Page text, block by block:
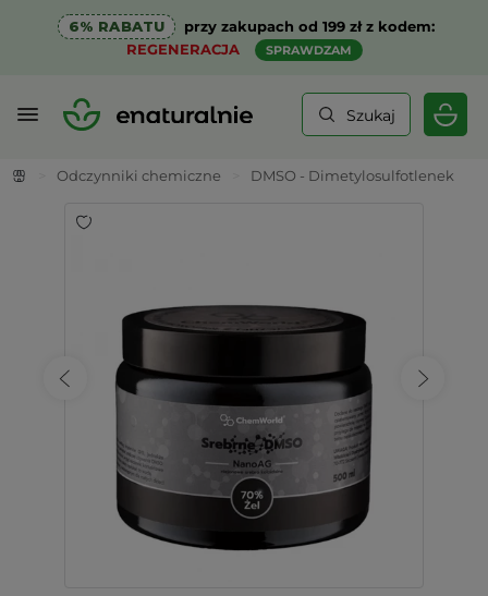
6% RABATU
przy zakupach od 199 zł z kodem:
REGENERACJA
SPRAWDZAM
Szukaj
Odczynniki chemiczne DMSO - Dimetylosulfotlenek